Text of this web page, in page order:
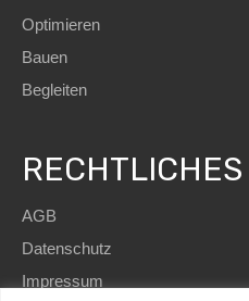
Optimieren
Bauen
Begleiten
RECHTLICHES
AGB
Datenschutz
Impressum